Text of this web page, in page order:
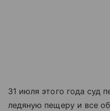
31 июля этого года суд
ледяную пещеру и все